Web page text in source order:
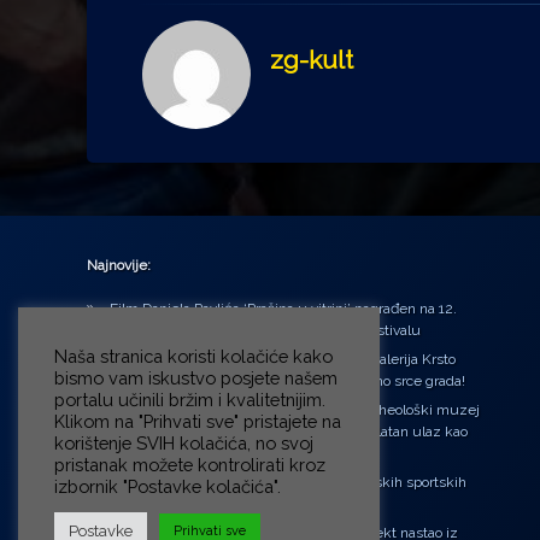
zg-kult
Najnovije:
Film Daniela Pavlića ‘Prašina u vitrini’ nagrađen na 12.
Green Montenegro International Film Festivalu
U središtu Petrinje otvorena obnovljena Galerija Krsto
Hegedušić: Kultura vraćena kući, u samo srce grada!
Od petka do nedjelje (31.7. – 2.8.2026.) Arheološki muzej
u Zagrebu otvara vrata građanima: Besplatan ulaz kao
zaklon od toplinskog vala
‘Ni med cvetjem ni pravice’ na Aleji hrvatskih sportskih
“Rubikova kocka – složi svoju priču”, projekt nastao iz
Naša stranica koristi kolačiće kako
bismo vam iskustvo posjete našem
portalu učinili bržim i kvalitetnijim.
Klikom na "Prihvati sve" pristajete na
korištenje SVIH kolačića, no svoj
pristanak možete kontrolirati kroz
izbornik "Postavke kolačića".
Postavke Prihvati sve